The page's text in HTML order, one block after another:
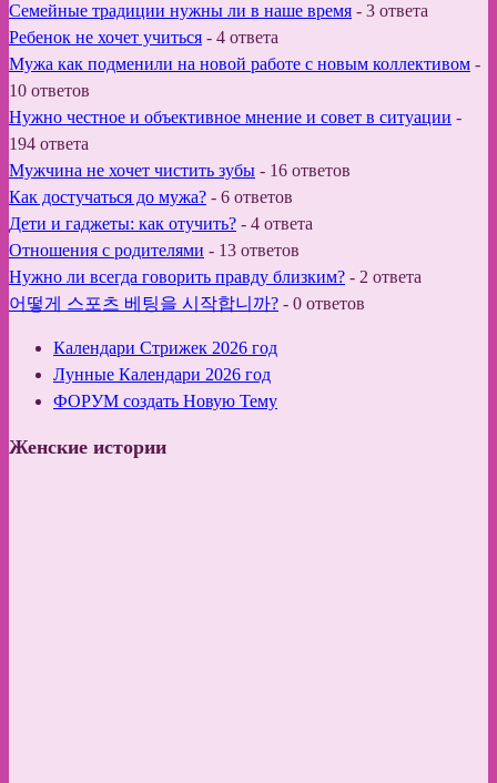
Семейные традиции нужны ли в наше время - 3 ответа
Ребенок не хочет учиться - 4 ответа
Мужа как подменили на новой работе с новым коллективом -
10 ответов
Нужно честное и объективное мнение и совет в ситуации -
194 ответа
Мужчина не хочет чистить зубы - 16 ответов
Как достучаться до мужа? - 6 ответов
Дети и гаджеты: как отучить? - 4 ответа
Отношения с родителями - 13 ответов
Нужно ли всегда говорить правду близким? - 2 ответа
어떻게 스포츠 베팅을 시작합니까? - 0 ответов
Календари Стрижек 2026 год
Лунные Календари 2026 год
ФОРУМ создать Новую Тему
Женские истории